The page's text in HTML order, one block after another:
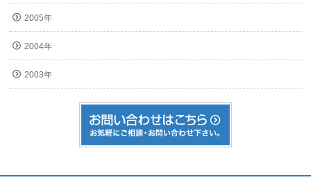
2005年
2004年
2003年